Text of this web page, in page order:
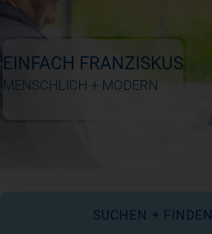
Veranstaltungen
EINFACH FRANZISKUS
MENSCHLICH + MODERN
SUCHEN + FINDEN